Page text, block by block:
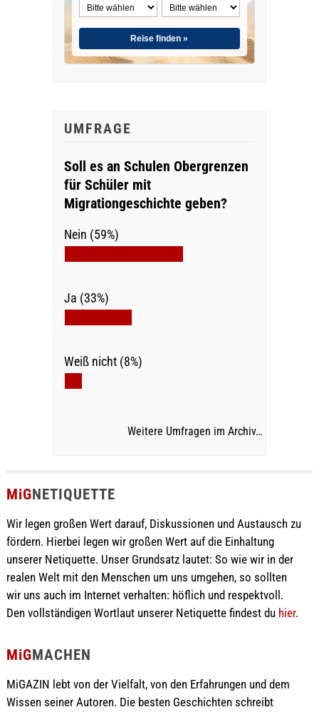
Reise finden »
UMFRAGE
Soll es an Schulen Obergrenzen
für Schüler mit
Migrationgeschichte geben?
Nein (59%)
Ja (33%)
Weiß nicht (8%)
Weitere Umfragen im Archiv…
MiGNETIQUETTE
Wir legen großen Wert darauf, Diskussionen und Austausch zu
fördern. Hierbei legen wir großen Wert auf die Einhaltung
unserer Netiquette. Unser Grundsatz lautet: So wie wir in der
realen Welt mit den Menschen um uns umgehen, so sollten
wir uns auch im Internet verhalten: höflich und respektvoll.
Den vollständigen Wortlaut unserer Netiquette findest du hier.
MiGMACHEN
MiGAZIN lebt von der Vielfalt, von den Erfahrungen und dem
Wissen seiner Autoren. Die besten Geschichten schreibt